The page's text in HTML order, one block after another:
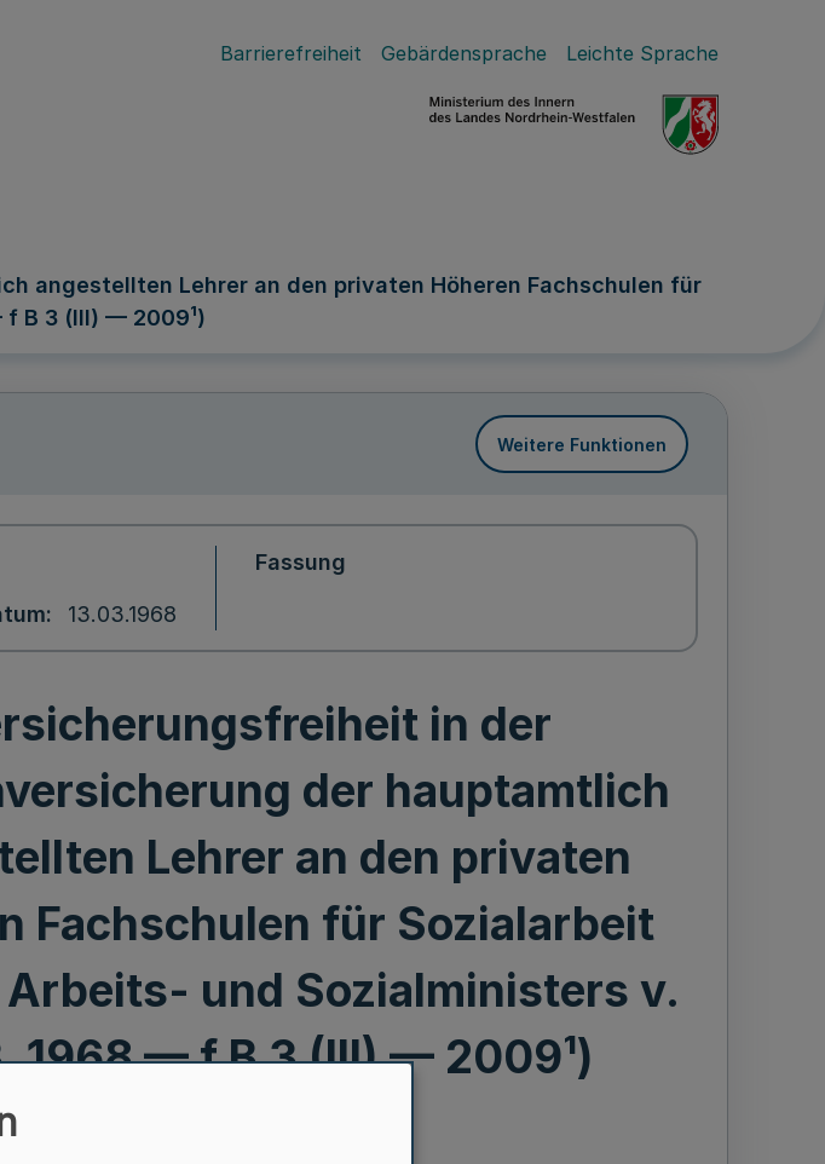
Barrierefreiheit Gebärdensprache Leichte Sprache
angestellten Lehrer an den privaten Höheren Fachschulen für
f B 3 (III) — 2009¹)
Weitere Funktionen
13.03.1968
Fassung
in der
der hauptamtlich
Lehrer an den privaten
Fachschulen für Sozialarbeit
Arbeits- und Sozialministers v.
1968 — f B 3 (III) — 2009¹)